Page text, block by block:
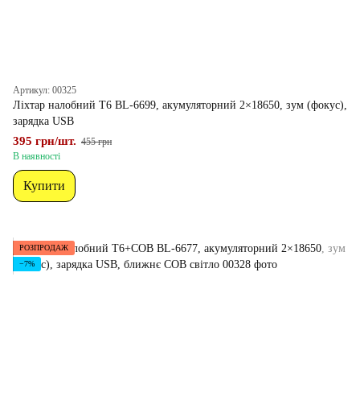
Артикул: 00325
Ліхтар налобний T6 BL-6699, акумуляторний 2×18650, зум (фокус),
зарядка USB
395 грн/шт. 455 грн
В наявності
Купити
РОЗПРОДАЖ
−7%